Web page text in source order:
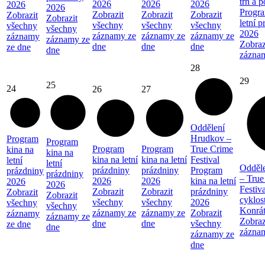
2026
Zobrazit
všechny
záznamy
ze dne
2026
Zobrazit
všechny
záznamy ze
dne
2026
Zobrazit
všechny
záznamy ze
dne
2026
Zobrazit
všechny
záznamy ze
dne
2026
Zobrazit
všechny
záznamy ze
dne
letní
2026
24
Program
kina na
letní
prázdniny
2026
Zobrazit
všechny
záznamy
ze dne
25
Program
kina na
letní
prázdniny
2026
Zobrazit
všechny
záznamy ze
dne
26
Program
kina na letní
prázdniny
2026
Zobrazit
všechny
záznamy ze
dne
27
Program
kina na letní
prázdniny
2026
Zobrazit
všechny
záznamy ze
dne
28
Oddělení
Hrudkov –
True Crime
Festival
Program
kina na letní
prázdniny
2026
Zobrazit
všechny
záznamy ze
dne
29
–